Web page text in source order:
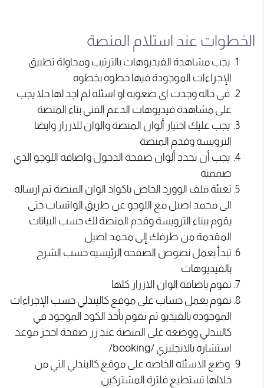
الخطوات عند استلام المنصة
يجب مشاهدة الفيديوهات بالترتيب ومحاولة تطبيق
الإجراءات الموجودة فيها خطوه بخطوه
في حاله وجدت اي صعوبه او اسئله لم اجد لها حلا يجب
على مشاهدة فيديوهات الدعم الفني بناء المنصة
يجب عليك اختيار ألوان المنصة والوان للازرار وايضا
الترويسة وقدم المنصة
يجب أن تحدد ألوان صفحة الدخول واضافه اللوجو الذي
صممته
تعبئة ملف الوورد الخاص باكواد الوان المنصة ثم ارساله
الى محمد اصيل مع اللوجو عن طريق الواتساب حتى
يقوم ببناء الترويسة وقدم المنصة لك حسب البيانات
المقدمة من طرفك إلى محمد اصيل
تبدأ بعمل نصوص الصفحه الرئيسيه حسب الشرح
بالفيديوهات
تقوم باضافة الوان الازرار كلها
تقوم بعمل حساب على موقع كاليندلي حسب الإجراءات
الموجودة بالفيديو ثم تقوم بأخذ الكود الموجود في
كاليندلي ووضعه على المنصة عند زر صفحة احجز موعد
استشاره بالانجليزي /booking/
وضع الاسئله الخاصه على موقع كاليندلي التي من
خلالها تستطيع فلترة المشتركين.